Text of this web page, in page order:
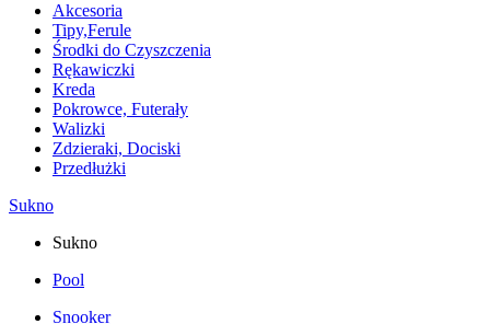
Akcesoria
Tipy,Ferule
Środki do Czyszczenia
Rękawiczki
Kreda
Pokrowce, Futerały
Walizki
Zdzieraki, Dociski
Przedłużki
Sukno
Sukno
Pool
Snooker